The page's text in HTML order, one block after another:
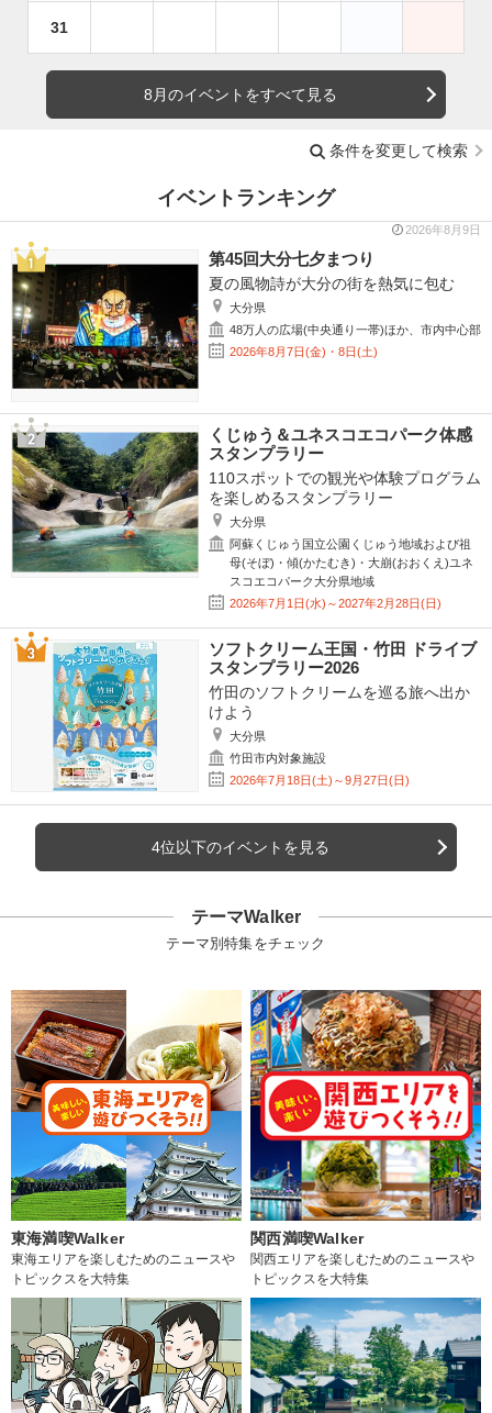
31
8月のイベントをすべて見る
条件を変更して検索
イベントランキング
2026年8月9日
第45回大分七夕まつり
夏の風物詩が大分の街を熱気に包む
大分県
48万人の広場(中央通り一帯)ほか、市内中心部
2026年8月7日(金)・8日(土)
くじゅう＆ユネスコエコパーク体感
スタンプラリー
110スポットでの観光や体験プログラム
を楽しめるスタンプラリー
大分県
阿蘇くじゅう国立公園くじゅう地域および祖
母(そぼ)・傾(かたむき)・大崩(おおくえ)ユネ
スコエコパーク大分県地域
2026年7月1日(水)～2027年2月28日(日)
ソフトクリーム王国・竹田 ドライブ
スタンプラリー2026
竹田のソフトクリームを巡る旅へ出か
けよう
大分県
竹田市内対象施設
2026年7月18日(土)～9月27日(日)
4位以下のイベントを見る
テーマWalker
テーマ別特集をチェック
東海満喫Walker
東海エリアを楽しむためのニュースや
トピックスを大特集
関西満喫Walker
関西エリアを楽しむためのニュースや
トピックスを大特集